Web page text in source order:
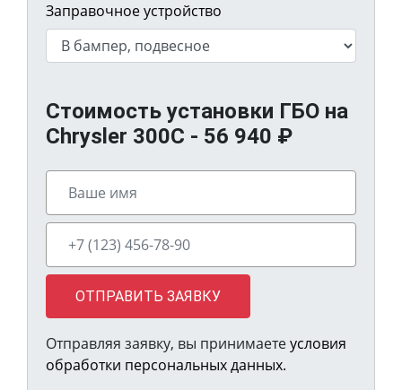
Заправочное устройство
Стоимость установки ГБО на
Chrysler 300C - 56 940 ₽
ОТПРАВИТЬ ЗАЯВКУ
Отправляя заявку, вы принимаетеусловия
обработки персональных данных.